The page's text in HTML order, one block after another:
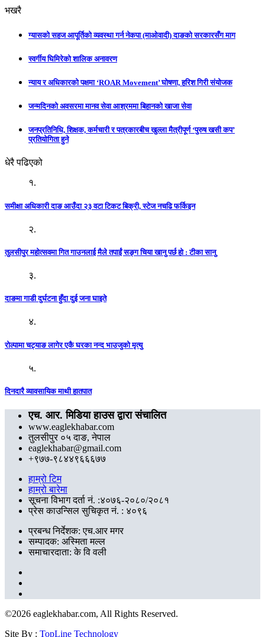
भखरै
ग्यासको सहज आपूर्तिको व्यवस्था गर्न नेकपा (माओवादी) दाङको सरकारसँग माग
स्वर्गीय घिमिरेको शालिक अनावरण
न्याय र अधिकारको पक्षमा ‘ROAR Movement’ घोषणा, हरिश गिरी संयोजक
जन्मदिनको अवसरमा मानव सेवा आश्रममा बिहानको खाजा सेवा
जनप्रतिनिधि, शिक्षक, कर्मचारी र पत्रकारबीच खुल्ला मैत्रीपूर्ण ‘पुरुष खसी कप’
प्रतियोगिता हुने
धेरै पढिएको
१.
समीक्षा अधिकारी दाङ आउँदा २३ वटा टिकट बिक्री, स्टेज नचढि फर्किइन
२.
तुलसीपुर महोत्सवमा गित गाउनलाई मैले तपाईं सङ्ग चिया खानु पर्छ हो : टीका सानु
३.
दाङमा गाडी दुर्घटना हुँदा दुई जना घाइते
४.
रोल्पामा चट्याङ लागेर एकै घरका नन्द भाउजुको मृत्यु
५.
दिनदारै व्यावसायिक माथी हातपात
एच. आर. मिडिया हाउस द्वारा संचालित
www.eaglekhabar.com
तुलसीपुर ०५ दाङ, नेपाल
eaglekhabar@gmail.com
+९७७-९८४४९६६६७७
हाम्रो टिम
हाम्रो बारेमा
सूचना विभाग दर्ता नं. :४०७६-२०८०/२०८१
प्रेस काउन्सिल सुचिकृत नं. : ४०९६
प्रबन्ध निर्देशक: एच.आर मगर
सम्पादक: अस्मिता मल्ल
समाचारदाता: के वि वली
©2026 eaglekhabar.com, All Rights Reserved.
Site By : TopLine Technology